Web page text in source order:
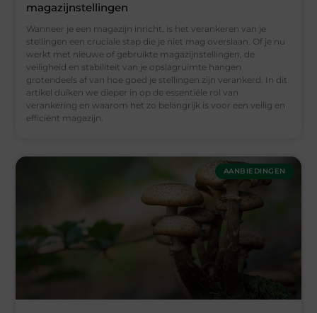
magazijnstellingen
Wanneer je een magazijn inricht, is het verankeren van je
stellingen een cruciale stap die je niet mag overslaan. Of je nu
werkt met nieuwe of gebruikte magazijnstellingen, de
veiligheid en stabiliteit van je opslagruimte hangen
grotendeels af van hoe goed je stellingen zijn verankerd. In dit
artikel duiken we dieper in op de essentiële rol van
verankering en waarom het zo belangrijk is voor een veilig en
efficiënt magazijn.
AANBIEDINGEN